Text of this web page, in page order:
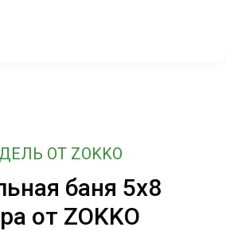
ОТ ZOKKO
баня 5х8
от ZOKKO